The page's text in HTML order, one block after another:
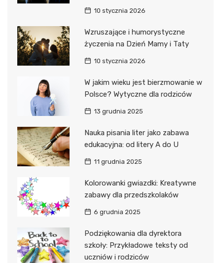
10 stycznia 2026
Wzruszające i humorystyczne
życzenia na Dzień Mamy i Taty
10 stycznia 2026
W jakim wieku jest bierzmowanie w
Polsce? Wytyczne dla rodziców
13 grudnia 2025
Nauka pisania liter jako zabawa
edukacyjna: od litery A do U
11 grudnia 2025
Kolorowanki gwiazdki: Kreatywne
zabawy dla przedszkolaków
6 grudnia 2025
Podziękowania dla dyrektora
szkoły: Przykładowe teksty od
uczniów i rodziców